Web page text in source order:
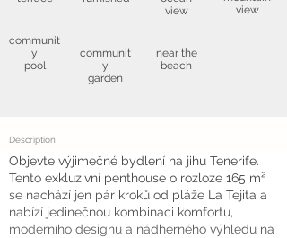
communit
y
pool
communit
y
garden
view
near the
beach
view
Description
Objevte výjimečné bydlení na jihu Tenerife.
Tento exkluzivní penthouse o rozloze 165 m²
se nachází jen pár kroků od pláže La Tejita a
nabízí jedinečnou kombinaci komfortu,
moderního designu a nádherného výhledu na